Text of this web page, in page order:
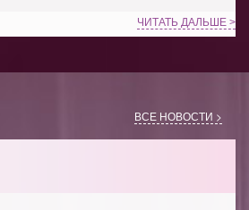
ЧИТАТЬ ДАЛЬШЕ >
ВСЕ НОВОСТИ